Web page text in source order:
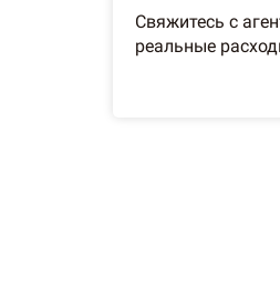
Свяжитесь с
реальные